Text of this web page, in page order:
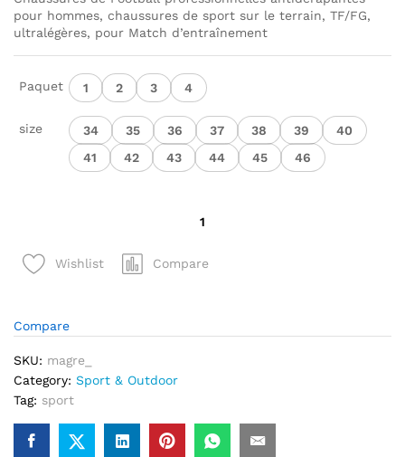
pour hommes, chaussures de sport sur le terrain, TF/FG,
ultralégères, pour Match d’entraînement
Paquet 1 2 3 4
size 34 35 36 37 38 39
40
41
42 43 44 45 46
Chaussures
de
antidérapantes
pour
hommes
Wishlist Compare
Compare
SKU: magre_
Category: Sport & Outdoor
Tag: sport